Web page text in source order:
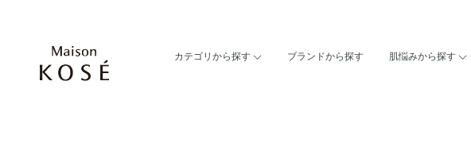
カテゴリから探す ブランドから探す 肌悩みから探す